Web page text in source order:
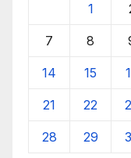
1
7 8
14 15
21 22
28 29